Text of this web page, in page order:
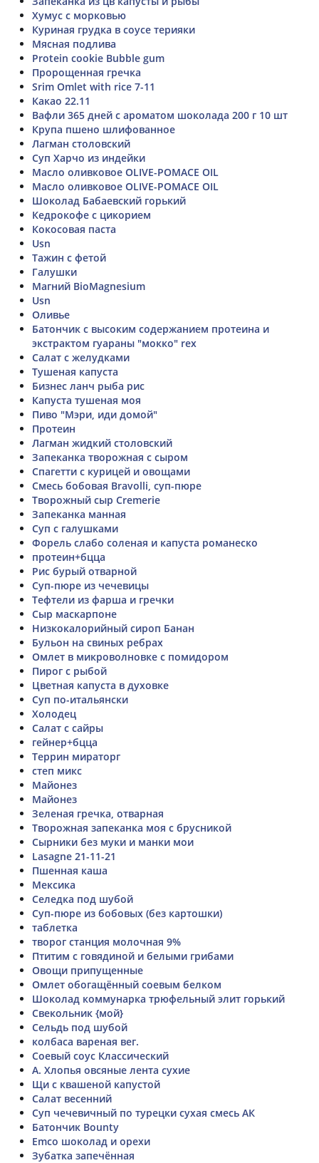
Хумус с морковью
Куриная грудка в соусе терияки
Мясная подлива
Protein cookie Bubble gum
Пророщенная гречка
Srim Omlet with rice 7-11
Какао 22.11
Вафли 365 дней с ароматом шоколада 200 г 10 шт
Крупа пшено шлифованное
Лагман столовский
Суп Харчо из индейки
Масло оливковое OLIVE-POMACE OIL
Масло оливковое OLIVE-POMACE OIL
Шоколад Бабаевский горький
Кедрокофе с цикорием
Кокосовая паста
Usn
Тажин с фетой
Галушки
Магний BioMagnesium
Usn
Оливье
Батончик с высоким содержанием протеина и
экстрактом гуараны "мокко" rex
Салат с желудками
Тушеная капуста
Бизнес ланч рыба рис
Капуста тушеная моя
Пиво "Мэри, иди домой"
Протеин
Лагман жидкий столовский
Запеканка творожная с сыром
Спагетти с курицей и овощами
Смесь бобовая Bravolli, суп-пюре
Творожный сыр Cremerie
Запеканка манная
Суп с галушками
Форель слабо соленая и капуста романеско
протеин+бцца
Рис бурый отварной
Суп-пюре из чечевицы
Тефтели из фарша и гречки
Сыр маскарпоне
Низкокалорийный сироп Банан
Бульон на свиных ребрах
Омлет в микроволновке с помидором
Пирог с рыбой
Цветная капуста в духовке
Суп по-итальянски
Холодец
Салат с сайры
гейнер+бцца
Террин мираторг
степ микс
Майонез
Майонез
Зеленая гречка, отварная
Творожная запеканка моя с брусникой
Сырники без муки и манки мои
Lasagne 21-11-21
Пшенная каша
Мексика
Селедка под шубой
Суп-пюре из бобовых (без картошки)
таблетка
творог станция молочная 9%
Птитим с говядиной и белыми грибами
Овощи припущенные
Омлет обогащённый соевым белком
Шоколад коммунарка трюфельный элит горький
Свекольник {мой}
Сельдь под шубой
колбаса вареная вег.
Соевый соус Классический
А. Хлопья овсяные лента сухие
Щи с квашеной капустой
Салат весенний
Суп чечевичный по турецки сухая смесь АК
Батончик Bounty
Emco шоколад и орехи
Зубатка запечённая